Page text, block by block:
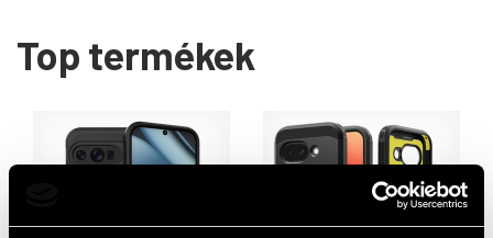
Top termékek